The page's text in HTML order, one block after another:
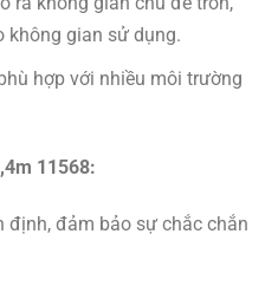
không gian sử dụng.
hợp với nhiều môi trường
11568:
định, đảm bảo sự chắc chắn